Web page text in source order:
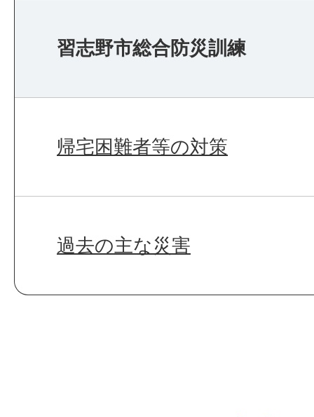
習志野市総合防災訓練
帰宅困難者等の対策
過去の主な災害